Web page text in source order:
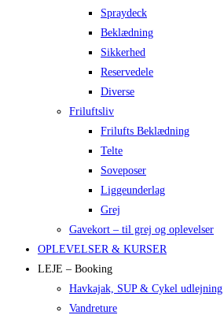
Spraydeck
Beklædning
Sikkerhed
Reservedele
Diverse
Friluftsliv
Frilufts Beklædning
Telte
Soveposer
Liggeunderlag
Grej
Gavekort – til grej og oplevelser
OPLEVELSER & KURSER
LEJE – Booking
Havkajak, SUP & Cykel udlejning
Vandreture